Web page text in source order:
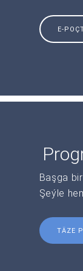
E-
Başga
Şeýle
TÄZE